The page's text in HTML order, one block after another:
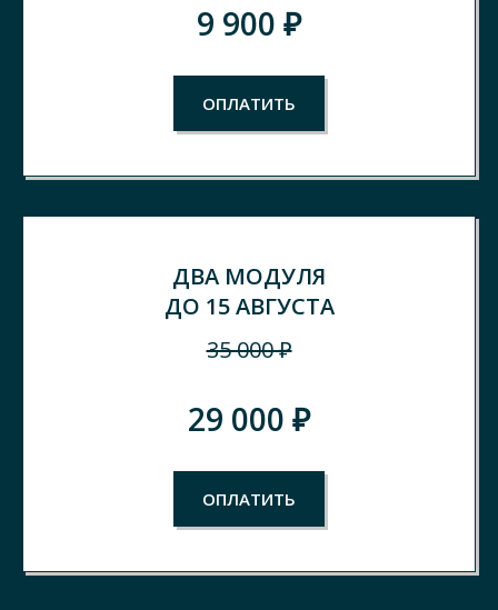
9 900 ₽
ОПЛАТИТЬ
ДВА МОДУЛЯ
ДО 15 АВГУСТА
35 000 ₽
29 000 ₽
ОПЛАТИТЬ